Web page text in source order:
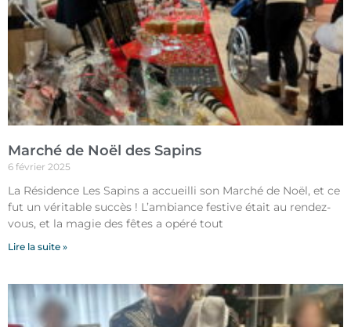
Marché de Noël des Sapins
6 février 2025
La Résidence Les Sapins a accueilli son Marché de Noël, et ce
fut un véritable succès ! L’ambiance festive était au rendez-
vous, et la magie des fêtes a opéré tout
Lire la suite »